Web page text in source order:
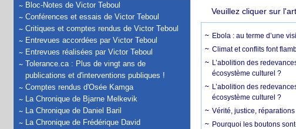
Bloc-Notes de Victor Teboul
Conférences et essais de Victor Teboul
Critiques et comptes rendus de Victor Teboul
Entrevues accordées par Victor Teboul
Entrevues réalisées par Victor Teboul
Tolerance.ca : Plus de vingt ans de
publications et d'interventions publiques !
Comptes rendus d'Osée Kamga
La Chronique de Bjarne Melkevik
La Chronique de Daniel Baril
La Chronique de Frédérique David
Veuillez cliquer sur
Ebola : au terme d’une
Climat et conflits font
L’abolition des
écosystème culturel ?
L’abolition des
écosystème culturel ?
Vérité, justice,
Pourquoi les boutons